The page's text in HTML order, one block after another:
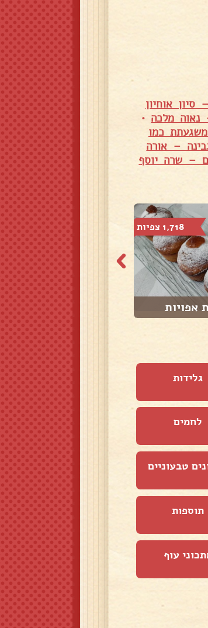
סיון אוחיון
נאוה מלכה•
כמו
– אורה
– שרה יוסף
1,718 צפיות
אפויות
גלידות
לחמים
טבעוניים
תוספות
עוף